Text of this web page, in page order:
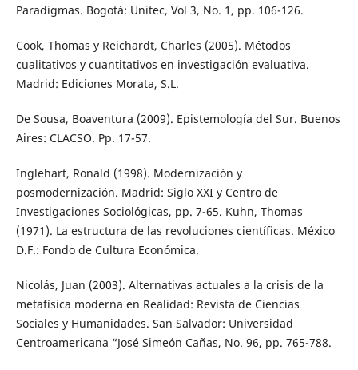
Paradigmas. Bogotá: Unitec, Vol 3, No. 1, pp. 106-126.
Cook, Thomas y Reichardt, Charles (2005). Métodos
cualitativos y cuantitativos en investigación evaluativa.
Madrid: Ediciones Morata, S.L.
De Sousa, Boaventura (2009). Epistemología del Sur. Buenos
Aires: CLACSO. Pp. 17-57.
Inglehart, Ronald (1998). Modernización y
posmodernización. Madrid: Siglo XXI y Centro de
Investigaciones Sociológicas, pp. 7-65. Kuhn, Thomas
(1971). La estructura de las revoluciones científicas. México
D.F.: Fondo de Cultura Económica.
Nicolás, Juan (2003). Alternativas actuales a la crisis de la
metafísica moderna en Realidad: Revista de Ciencias
Sociales y Humanidades. San Salvador: Universidad
Centroamericana “José Simeón Cañas, No. 96, pp. 765-788.